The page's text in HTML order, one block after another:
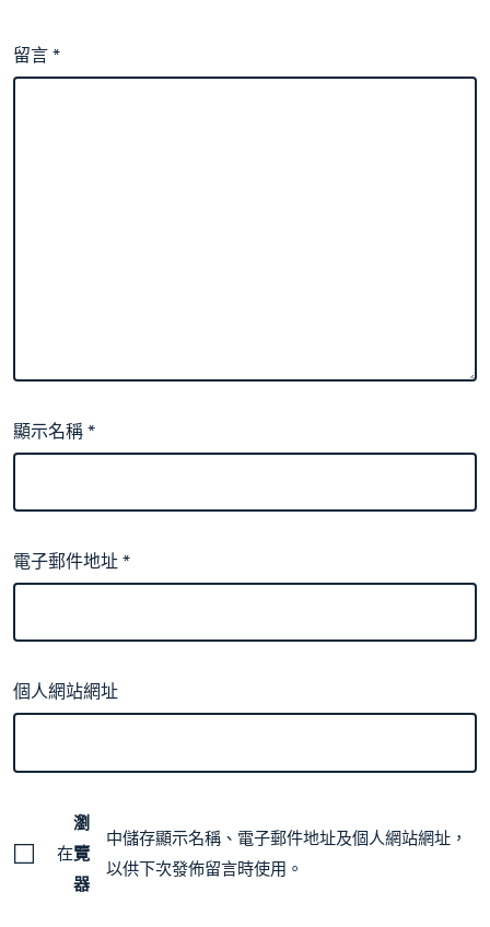
留言*
顯示名稱*
電子郵件地址*
個人網站網址
在
瀏
覽
器
中儲存顯示名稱、電子郵件地址及個人網站網址，
以供下次發佈留言時使用。